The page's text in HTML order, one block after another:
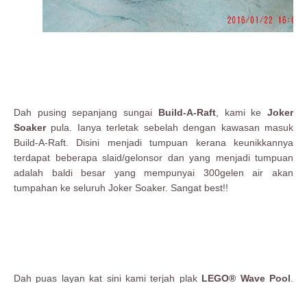
Dah pusing sepanjang sungai Build-A-Raft, kami ke
Joker
Soaker pula. Ianya terletak sebelah dengan kawasan masuk
Build-A-Raft. Disini menjadi tumpuan kerana keunikkannya
terdapat beberapa slaid/gelonsor dan yang menjadi tumpuan
adalah baldi besar yang mempunyai 300gelen air akan
tumpahan ke seluruh Joker Soaker. Sangat best!!
Dah puas layan kat sini kami terjah plak LEGO® Wave Pool